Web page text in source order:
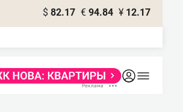
$ 82.17 € 94.84 ¥ 12.17